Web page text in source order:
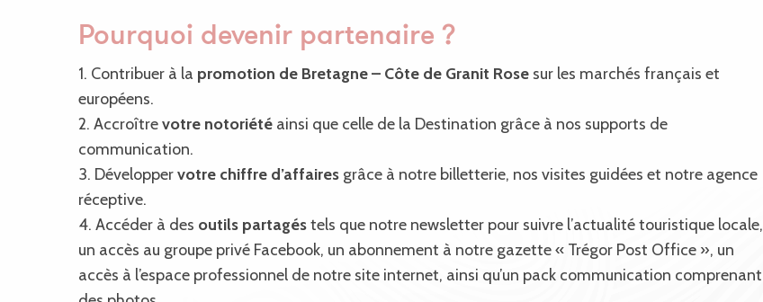
Pourquoi devenir partenaire ?
1. Contribuer à la promotion de Bretagne – Côte de Granit Rose sur les marchés français et
européens.
2. Accroîtrevotre notoriété ainsi que celle de la Destination grâce à nos supports de
communication.
3. Développervotre chiffre d’affaires grâce à notre billetterie, nos visites guidées et notre agence
réceptive.
4. Accéder à des outils partagéstels que notre newsletter pour suivre l’actualité touristique locale,
un accès au groupe privé Facebook, un abonnement à notre gazette « Trégor Post Office », un
accès à l’espace professionnel de notre site internet, ainsi qu’un pack communication comprenant